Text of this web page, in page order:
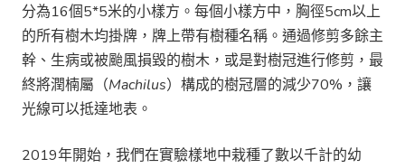
分為16個5*5米的小樣方。每個小樣方中，胸徑5cm以上
的所有樹木均掛牌，牌上帶有樹種名稱。通過修剪多餘主
幹、生病或被颱風損毀的樹木，或是對樹冠進行修剪，最
終將潤楠屬（Machilus）構成的樹冠層的減少70%，讓
光線可以抵達地表。
2019年開始，我們在實驗樣地中栽種了數以千計的幼